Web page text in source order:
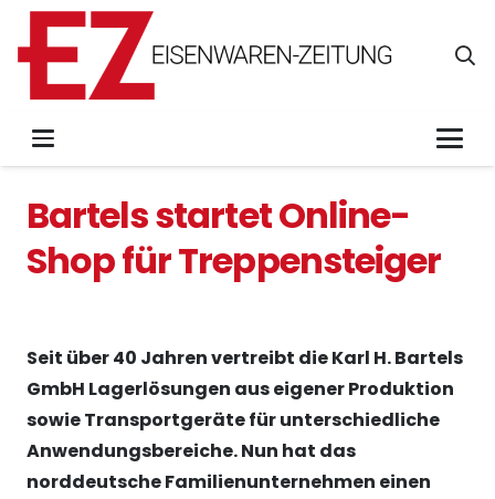
Bartels startet Online-
Shop für Treppensteiger
Seit über 40 Jahren vertreibt die Karl H. Bartels
GmbH Lagerlösungen aus eigener Produktion
sowie Transportgeräte für unterschiedliche
Anwendungsbereiche. Nun hat das
norddeutsche Familienunternehmen einen